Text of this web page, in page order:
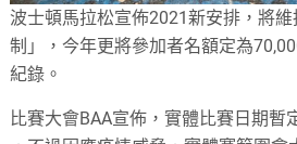
波士頓馬拉松宣佈2021新安排，將
制」，今年更將參加者名額定為
紀錄。
比賽大會BAA宣佈，實體比賽日期暫